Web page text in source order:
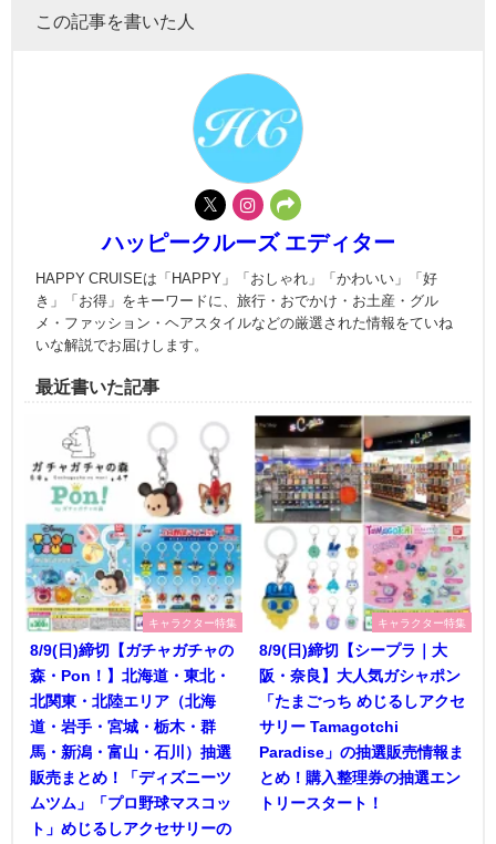
この記事を書いた人
ハッピークルーズ エディター
HAPPY CRUISEは「HAPPY」「おしゃれ」「かわいい」「好
き」「お得」をキーワードに、旅行・おでかけ・お土産・グル
メ・ファッション・ヘアスタイルなどの厳選された情報をていね
いな解説でお届けします。
最近書いた記事
キャラクター特集
8/9(日)締切【ガチャガチャの
森・Pon！】北海道・東北・
北関東・北陸エリア（北海
道・岩手・宮城・栃木・群
馬・新潟・富山・石川）抽選
販売まとめ！「ディズニーツ
ムツム」「プロ野球マスコッ
ト」めじるしアクセサリーの
キャラクター特集
8/9(日)締切【シープラ｜大
阪・奈良】大人気ガシャポン
「たまごっち めじるしアクセ
サリー Tamagotchi
Paradise」の抽選販売情報ま
とめ！購入整理券の抽選エン
トリースタート！